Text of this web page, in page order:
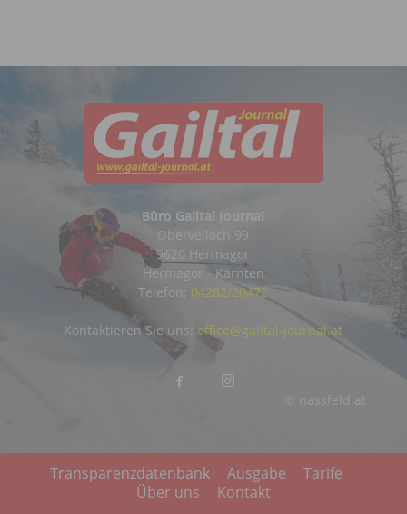
Büro Gailtal Journal
Obervellach 99
9620 Hermagor
Hermagor - Kärnten
Telefon: 04282/20472
© nassfeld.at
Kontaktieren Sie uns: office@gailtal-journal.at
Transparenzdatenbank Ausgabe
Tarife
Über uns
Kontakt